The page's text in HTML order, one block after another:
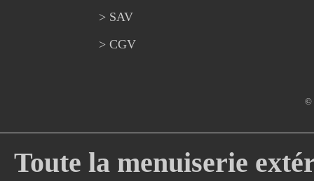
> SAV
> CGV
©
Toute la menuiserie